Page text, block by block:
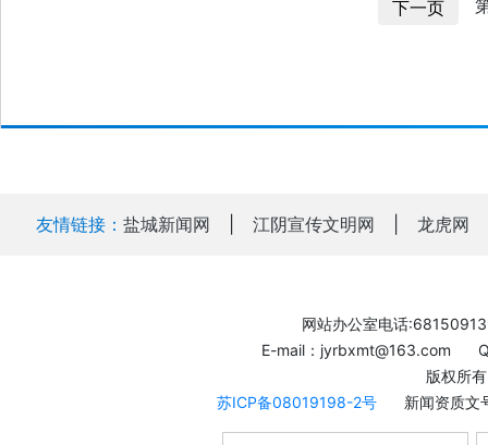
下一页
友情链接： 盐城新闻网 江阴宣传文明网 龙虎网
网站办公室电话:68150913
E-mail：jyrbxmt@163.com
版权所
苏ICP备08019198-2号
新闻资质